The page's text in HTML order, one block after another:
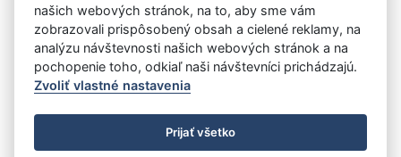
Vystavil:Mesto Sereď
Úrad vlády SR
- Všetky práva vyhradené
Prehlásenie o prístupnosti
Zmluvy do 31.12.2010
našich webových stránok, na to, aby sme vám
zobrazovali prispôsobený obsah a cielené reklamy, na
analýzu návštevnosti našich webových stránok a na
pochopenie toho, odkiaľ naši návštevníci prichádzajú.
Zvoliť vlastné nastavenia
Prijať všetko